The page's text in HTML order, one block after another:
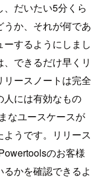
だいたい5分くら
か、それが何であ
するようにしまし
できるだけ早くリ
リースノートは完全
人には有効なもの
なユースケースが
うです。リリース
のお客様
かを確認できるよ